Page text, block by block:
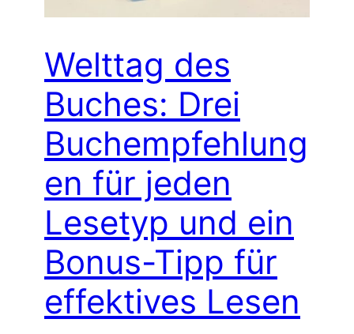
Welttag des
Buches: Drei
Buchempfehlung
en für jeden
Lesetyp und ein
Bonus-Tipp für
effektives Lesen